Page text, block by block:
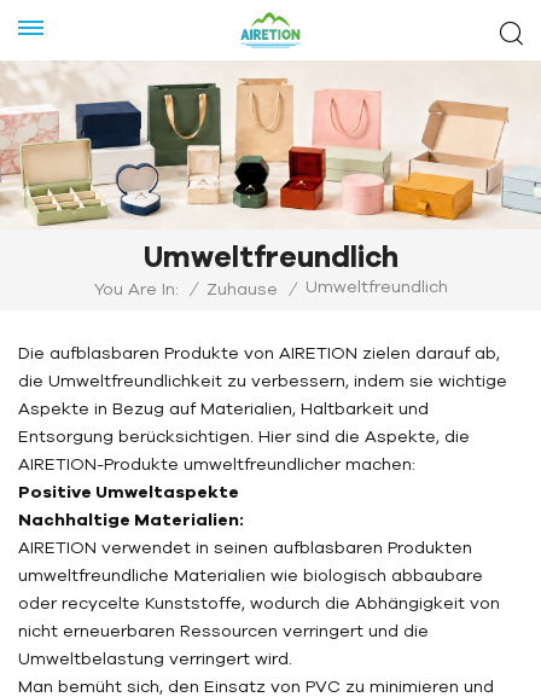
Umweltfreundlich
You Are In: / Zuhause / Umweltfreundlich
Die aufblasbaren Produkte von AIRETION zielen darauf ab,
die Umweltfreundlichkeit zu verbessern, indem sie wichtige
Aspekte in Bezug auf Materialien, Haltbarkeit und
Entsorgung berücksichtigen. Hier sind die Aspekte, die
AIRETION-Produkte umweltfreundlicher machen:
Positive Umweltaspekte
Nachhaltige Materialien:
AIRETION verwendet in seinen aufblasbaren Produkten
umweltfreundliche Materialien wie biologisch abbaubare
oder recycelte Kunststoffe, wodurch die Abhängigkeit von
nicht erneuerbaren Ressourcen verringert und die
Umweltbelastung verringert wird.
Man bemüht sich, den Einsatz von PVC zu minimieren und